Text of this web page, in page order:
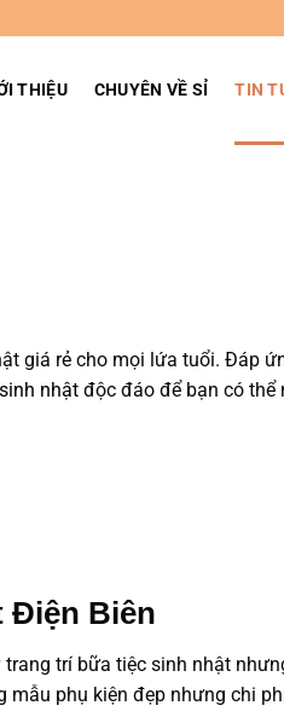
THIỆU CHUYÊN VỀ SỈ TIN
giá rẻ cho mọi lứa tuổi. Đáp
nhật độc đáo để bạn có thể
Điện Biên
trí bữa tiệc sinh nhật
mẫu phụ kiện đẹp nhưng chi